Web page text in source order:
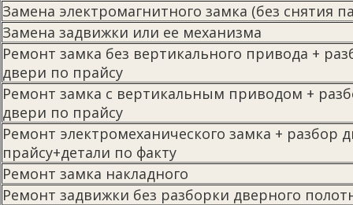
Замена электромагнитного замка (без снятия
Замена задвижки или ее механизма
Ремонт замка без вертикального привода +
двери по прайсу
Ремонт замка с вертикальным приводом +
двери по прайсу
Ремонт электромеханического замка + разбор
прайсу+детали по факту
Ремонт замка накладного
Ремонт задвижки без разборки дверного